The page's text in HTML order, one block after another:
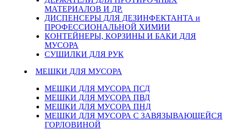
МАТЕРИАЛОВ И ДР.
ДИСПЕНСЕРЫ ДЛЯ ДЕЗИНФЕКТАНТА и
ПРОФЕССИОНАЛЬНОЙ ХИМИИ
КОНТЕЙНЕРЫ, КОРЗИНЫ И БАКИ ДЛЯ
МУСОРА
СУШИЛКИ ДЛЯ РУК
МЕШКИ ДЛЯ МУСОРА
МЕШКИ ДЛЯ МУСОРА ПСД
МЕШКИ ДЛЯ МУСОРА ПВД
МЕШКИ ДЛЯ МУСОРА ПНД
МЕШКИ ДЛЯ МУСОРА С ЗАВЯЗЫВАЮЩЕЙСЯ
ГОРЛОВИНОЙ